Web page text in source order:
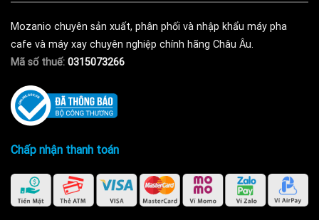
Mozanio chuyên sản xuất, phân phối và nhập khẩu máy pha
cafe và máy xay chuyên nghiệp chính hãng Châu Âu.
Mã số thuế: 0315073266
Chấp nhận thanh toán